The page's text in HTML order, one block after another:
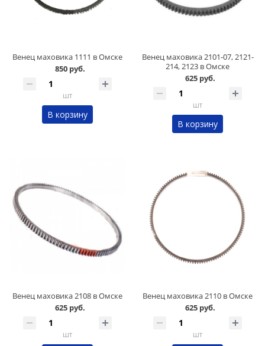
Венец маховика 1111 в Омске
850 руб.
шт
В корзину
Венец маховика 2101-07, 2121-
214, 2123 в Омске
625 руб.
шт
В корзину
Венец маховика 2108 в Омске
625 руб.
шт
Венец маховика 2110 в Омске
625 руб.
шт